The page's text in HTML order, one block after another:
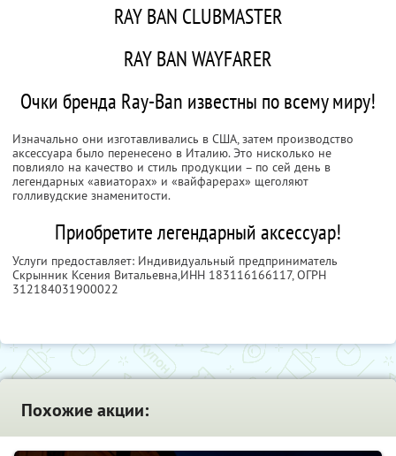
RAY BAN CLUBMASTER
RAY BAN WAYFARER
Очки бренда Ray-Ban известны по всему миру!
Изначально они изготавливались в США, затем производство
аксессуара было перенесено в Италию. Это нисколько не
повлияло на качество и стиль продукции – по сей день в
легендарных «авиаторах» и «вайфарерах» щеголяют
голливудские знаменитости.
Приобретите легендарный аксессуар!
Услуги предоставляет: Индивидуальный предприниматель
Скрынник Ксения Витальевна,ИНН 183116166117, ОГРН
312184031900022
Похожие акции: